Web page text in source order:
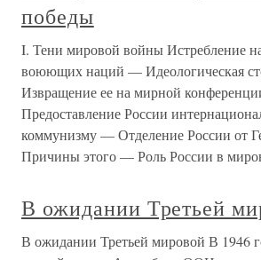
победы
I. Тени мировой войны Истребление
воюющих наций — Идеологическая
Извращение ее на мирной
Предоставление России
коммунизму — Отделение России от
Причины этого — Роль России в
В ожидании Третьей
В ожидании Третьей мировой В 1946